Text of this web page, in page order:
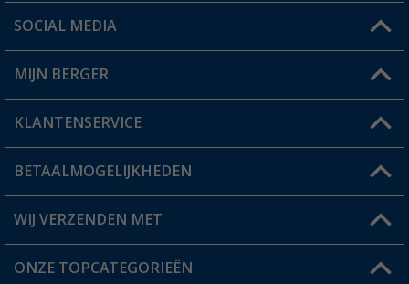
Een vraag?
Winkel vinden
SOCIAL MEDIA
MIJN BERGER
Mijn account
Status bestelling
Verlanglijstje
KLANTENSERVICE
FAQ & Contact
Verzendinformatie
BETAALMOGELIJKHEDEN
WIJ VERZENDEN MET
ONZE TOPCATEGORIEËN